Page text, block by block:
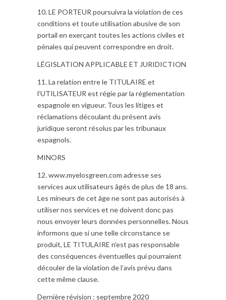
10. LE PORTEUR poursuivra la violation de ces
conditions et toute utilisation abusive de son
portail en exerçant toutes les actions civiles et
pénales qui peuvent correspondre en droit.
LÉGISLATION APPLICABLE ET JURIDICTION
11. La relation entre le TITULAIRE et
l’UTILISATEUR est régie par la réglementation
espagnole en vigueur. Tous les litiges et
réclamations découlant du présent avis
juridique seront résolus par les tribunaux
espagnols.
MINORS
12. www.myelosgreen.com adresse ses
services aux utilisateurs âgés de plus de 18 ans.
Les mineurs de cet âge ne sont pas autorisés à
utiliser nos services et ne doivent donc pas
nous envoyer leurs données personnelles. Nous
informons que si une telle circonstance se
produit, LE TITULAIRE n’est pas responsable
des conséquences éventuelles qui pourraient
découler de la violation de l’avis prévu dans
cette même clause.
Dernière révision : septembre 2020